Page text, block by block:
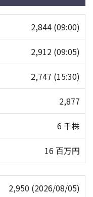
2,844 (09:00)
2,912 (09:05)
2,747 (15:30)
2,877
6 千株
16 百万円
2,950 (2026/08/05)